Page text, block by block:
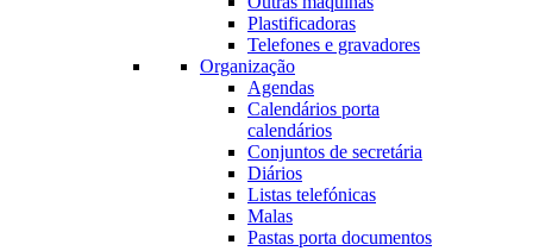
Plastificadoras
Telefones e gravadores
Organização
Agendas
Calendários porta
calendários
Conjuntos de secretária
Diários
Listas telefónicas
Malas
Pastas porta documentos